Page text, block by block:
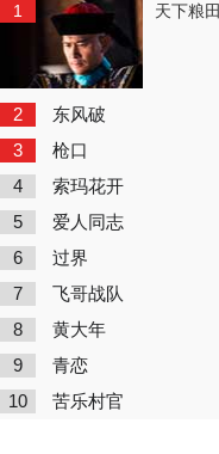
1 天下粮田
2 东风破
3 枪口
4 索玛花开
5 爱人同志
6 过界
7 飞哥战队
8 黄大年
9 青恋
10 苦乐村官